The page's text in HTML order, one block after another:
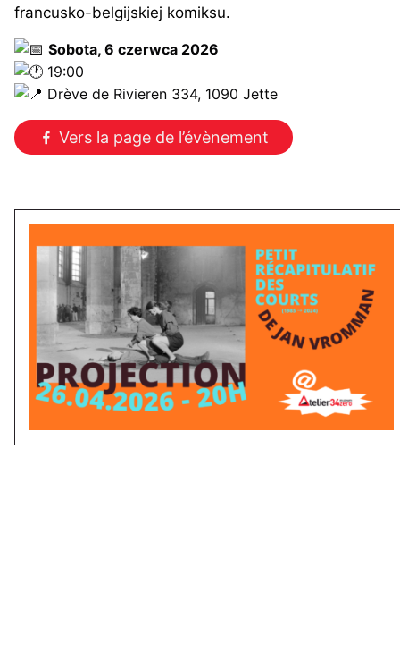
francusko-belgijskiej komiksu.
Sobota, 6 czerwca 2026
19:00
Drève de Rivieren 334, 1090 Jette
Vers la page de l’évènement